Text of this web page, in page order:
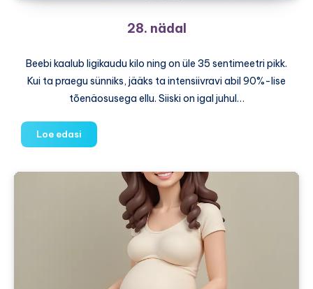
28. nädal
Beebi kaalub ligikaudu kilo ning on üle 35 sentimeetri pikk.
Kui ta praegu sünniks, jääks ta intensiivravi abil 90%-lise
tõenäosusega ellu. Siiski on igal juhul…
Loe edasi
nädal